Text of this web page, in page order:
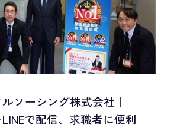
ソーシング株式会社｜
で配信、求職者に便利